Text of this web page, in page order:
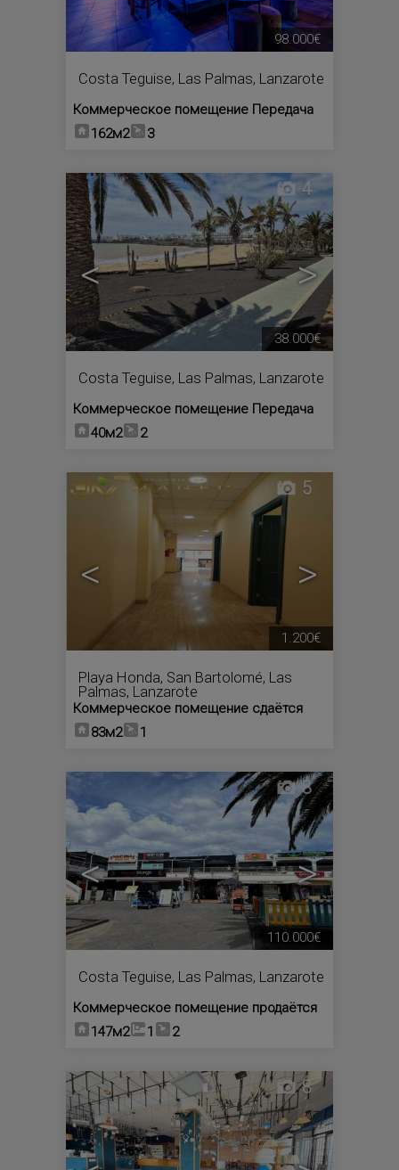
Costa Teguise, Las Palmas, Lanzarote
Коммерческое помещение Передача
162м2
3
98.000€
< >
4
Costa Teguise, Las Palmas, Lanzarote
Коммерческое помещение Передача
40м2
2
38.000€
< >
5
Playa Honda, San Bartolomé, Las
Palmas, Lanzarote
Коммерческое помещение сдаётся
83м2
1
1.200€
< >
8
Costa Teguise, Las Palmas, Lanzarote
Коммерческое помещение продаётся
147м2
1 2
110.000€
8